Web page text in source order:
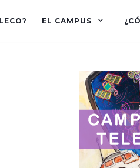
EL CAMPUS